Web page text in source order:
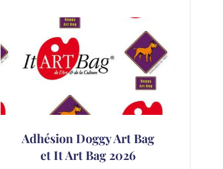
Adhésion Doggy Art Bag
et It Art Bag 2026